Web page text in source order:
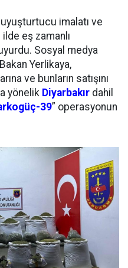
uyuşturtucu imalatı ve
ilde eş zamanlı
Sosyal medya
Yerlikaya,
ve bunların satışını
yönelik Diyarbakır dahil
39” operasyonun